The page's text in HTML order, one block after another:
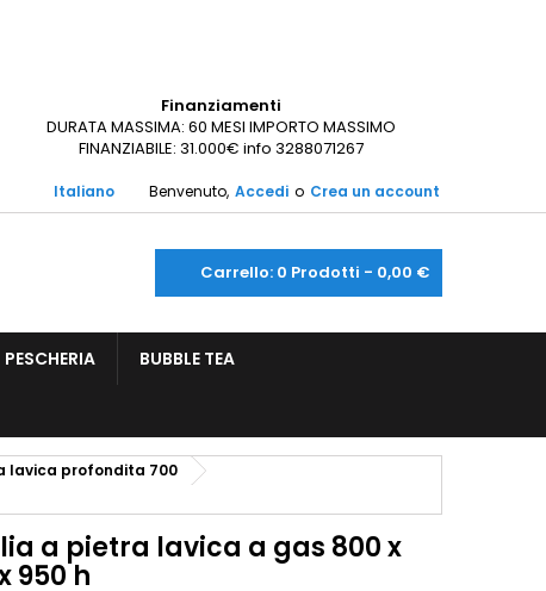
Finanziamenti
DURATA MASSIMA: 60 MESI IMPORTO MASSIMO
FINANZIABILE: 31.000€ info 3288071267
Benvenuto, Accedi o Crea un account
Italiano
shopping_cart
Carrello: 0 Prodotti - 0,00 €
PESCHERIA BUBBLE TEA
lavica profondita 700
a pietra lavica a gas 800 x
950 h